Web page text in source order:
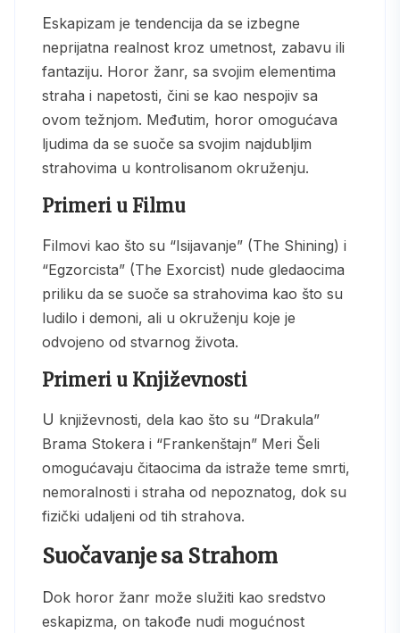
Eskapizam je tendencija da se izbegne
neprijatna realnost kroz umetnost, zabavu ili
fantaziju. Horor žanr, sa svojim elementima
straha i napetosti, čini se kao nespojiv sa
ovom težnjom. Međutim, horor omogućava
ljudima da se suoče sa svojim najdubljim
strahovima u kontrolisanom okruženju.
Primeri u Filmu
Filmovi kao što su “Isijavanje” (The Shining) i
“Egzorcista” (The Exorcist) nude gledaocima
priliku da se suoče sa strahovima kao što su
ludilo i demoni, ali u okruženju koje je
odvojeno od stvarnog života.
Primeri u Književnosti
U književnosti, dela kao što su “Drakula”
Brama Stokera i “Frankenštajn” Meri Šeli
omogućavaju čitaocima da istraže teme smrti,
nemoralnosti i straha od nepoznatog, dok su
fizički udaljeni od tih strahova.
Suočavanje sa Strahom
Dok horor žanr može služiti kao sredstvo
eskapizma, on takođe nudi mogućnost